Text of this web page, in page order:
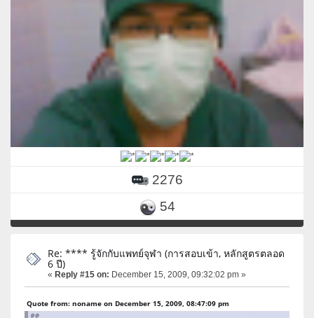
2276
54
Re: **** รู้จักกับแพทย์จุฬา (การสอบเข้า, หลักสูตรตลอด
6 ปี)
« Reply #15 on: December 15, 2009, 09:32:02 pm »
Quote from: noname on December 15, 2009, 08:47:09 pm